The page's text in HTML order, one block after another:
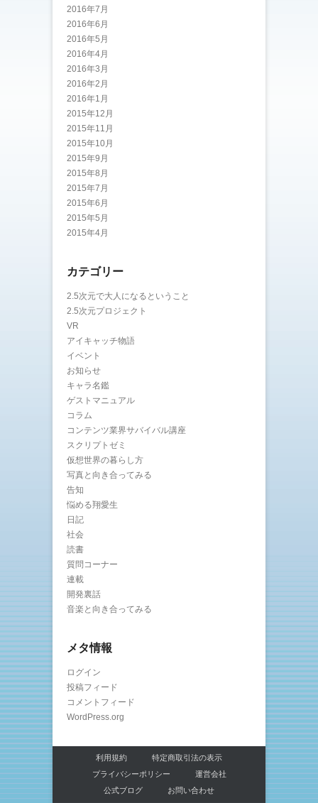
2016年7月
2016年6月
2016年5月
2016年4月
2016年3月
2016年2月
2016年1月
2015年12月
2015年11月
2015年10月
2015年9月
2015年8月
2015年7月
2015年6月
2015年5月
2015年4月
カテゴリー
2.5次元で大人になるということ
2.5次元プロジェクト
VR
アイキャッチ物語
イベント
お知らせ
キャラ名鑑
ゲストマニュアル
コラム
コンテンツ業界サバイバル講座
スクリプトゼミ
仮想世界の暮らし方
写真と向き合ってみる
告知
悩める翔愛生
日記
社会
読書
質問コーナー
連載
開発裏話
音楽と向き合ってみる
メタ情報
ログイン
投稿フィード
コメントフィード
WordPress.org
利用規約
特定商取引法の表示
プライバシーポリシー
運営会社
公式ブログ
お問い合わせ